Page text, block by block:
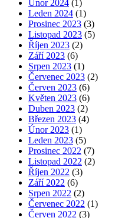
Únor 2024 (1)
Leden 2024 (1)
Prosinec 2023 (3)
Listopad 2023 (5)
Říjen 2023 (2)
Září 2023 (6)
Srpen 2023 (1)
Červenec 2023 (2)
Červen 2023 (6)
Květen 2023 (6)
Duben 2023 (2)
Březen 2023 (4)
Únor 2023 (1)
Leden 2023 (5)
Prosinec 2022 (7)
Listopad 2022 (2)
Říjen 2022 (3)
Září 2022 (6)
Srpen 2022 (2)
Červenec 2022 (1)
Červen 2022 (3)